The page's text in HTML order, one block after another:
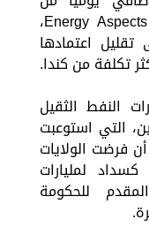
فنزويلا، وفق محللين في شركة Energy Aspects،
تقليل اعتمادها
تكلفة من كندا.
النفط الثقيل
التي استوعبت
فرضت الولايات
لمليارات
للحكومة